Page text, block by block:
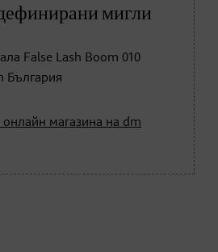
мигли
False Lash Boom 010
България
онлайн магазина на dm